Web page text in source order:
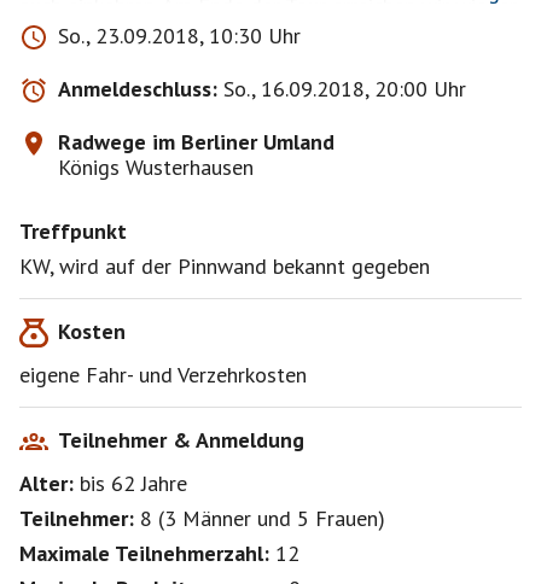
den Bahnhof in Königs Wusterhausen. Die Strecke
verläuft teilweise auf unbefestigten Wegen, die ggf.
auch sandig sind. Wir fahren die 40 km- Strecke mit
ca.18 km/h.
Ich nehme ausschließlich bestätigte Teilnehmer mit.
Bei schlechtem Wetter wird die Tour verschoben.
So., 23.09.2018, 10:30 Uhr
Anmeldeschluss: So., 16.09.2018, 20:00 Uhr
Radwege im Berliner Umland
Königs Wusterhausen
Treffpunkt
KW, wird auf der Pinnwand bekannt gegeben
Kosten
eigene Fahr- und Verzehrkosten
Teilnehmer & Anmeldung
Alter: bis 62Jahre
Teilnehmer: 8 (3 Männer und 5 Frauen)
Maximale Teilnehmerzahl: 12